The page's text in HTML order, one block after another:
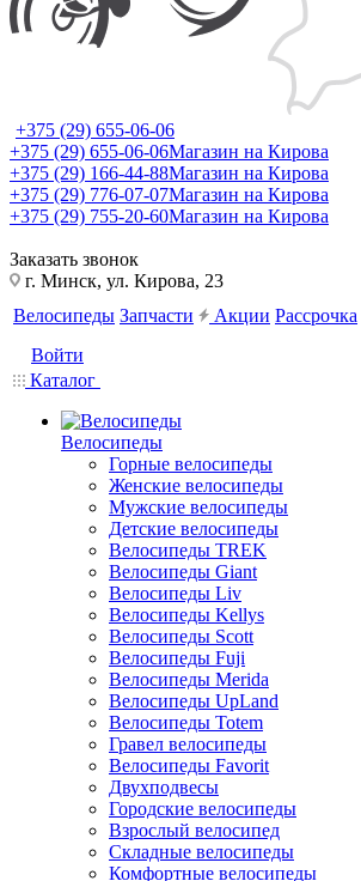
+375 (29) 655-06-06
+375 (29) 655-06-06Магазин на Кирова
+375 (29) 166-44-88Магазин на Кирова
+375 (29) 776-07-07Магазин на Кирова
+375 (29) 755-20-60Магазин на Кирова
Заказать звонок
г. Минск, ул. Кирова, 23
Велосипеды Запчасти Акции Рассрочка
Войти
Каталог
Велосипеды
Горные велосипеды
Женские велосипеды
Мужские велосипеды
Детские велосипеды
Велосипеды TREK
Велосипеды Giant
Велосипеды Liv
Велосипеды Kellys
Велосипеды Scott
Велосипеды Fuji
Велосипеды Merida
Велосипеды UpLand
Велосипеды Totem
Гравел велосипеды
Велосипеды Favorit
Двухподвесы
Городские велосипеды
Взрослый велосипед
Складные велосипеды
Комфортные велосипеды